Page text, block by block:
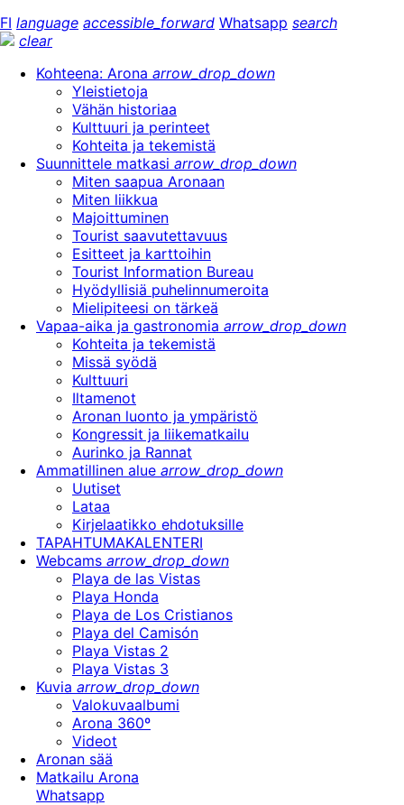
FI language accessible_forward Whatsapp search
clear
Kohteena: Arona arrow_drop_down
Yleistietoja
Vähän historiaa
Kulttuuri ja perinteet
Kohteita ja tekemistä
Suunnittele matkasi arrow_drop_down
Miten saapua Aronaan
Miten liikkua
Majoittuminen
Tourist saavutettavuus
Esitteet ja karttoihin
Tourist Information Bureau
Hyödyllisiä puhelinnumeroita
Mielipiteesi on tärkeä
Vapaa-aika ja gastronomia arrow_drop_down
Kohteita ja tekemistä
Missä syödä
Kulttuuri
Iltamenot
Aronan luonto ja ympäristö
Kongressit ja liikematkailu
Aurinko ja Rannat
Ammatillinen alue arrow_drop_down
Uutiset
Lataa
Kirjelaatikko ehdotuksille
TAPAHTUMAKALENTERI
Webcams arrow_drop_down
Playa de las Vistas
Playa Honda
Playa de Los Cristianos
Playa del Camisón
Playa Vistas 2
Playa Vistas 3
Kuvia arrow_drop_down
Valokuvaalbumi
Arona 360º
Videot
Aronan sää
Matkailu Arona
Whatsapp